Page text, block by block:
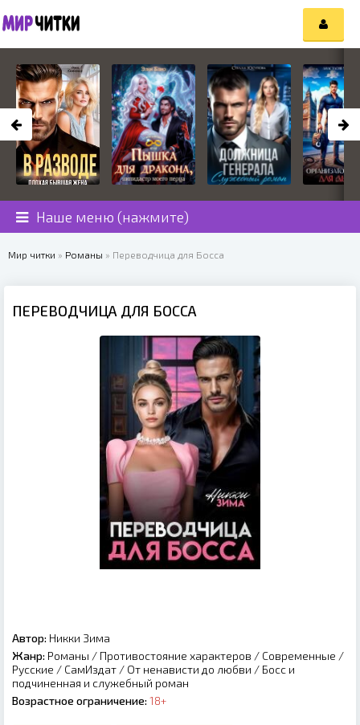
Наше меню (нажмите)
Мир читки » Романы » Переводчица для Босса
ПЕРЕВОДЧИЦА ДЛЯ БОССА
Автор: Никки Зима
Жанр: Романы / Противостояние характеров / Современные /
Русские / СамИздат / От ненависти до любви / Босс и
подчиненная и служебный роман
Возрастное ограничение: 18+